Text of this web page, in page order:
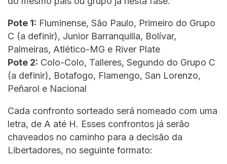
Pote 1: Fluminense, São Paulo, Primeiro do Grupo
C (a definir), Junior Barranquilla, Bolívar,
Palmeiras, Atlético-MG e River Plate
Pote 2: Colo-Colo, Talleres, Segundo do Grupo C
(a definir), Botafogo, Flamengo, San Lorenzo,
Peñarol e Nacional
Cada confronto sorteado será nomeado com uma
letra, de A até H. Esses confrontos já serão
chaveados no caminho para a decisão da
Libertadores, no seguinte formato: